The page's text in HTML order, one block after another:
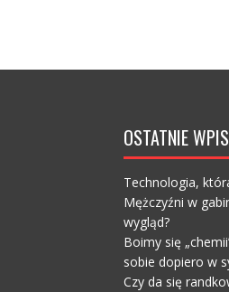
OSTATNIE
Technologia,
Mężczyźni w
wygląd?
Boimy się
sobie dopiero w
Czy da się